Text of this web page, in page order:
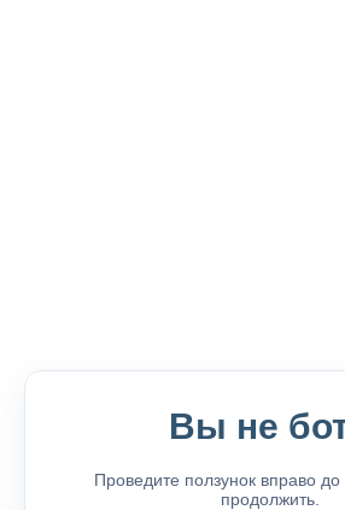
Вы не
Проведите ползунок вправо
продолжить.